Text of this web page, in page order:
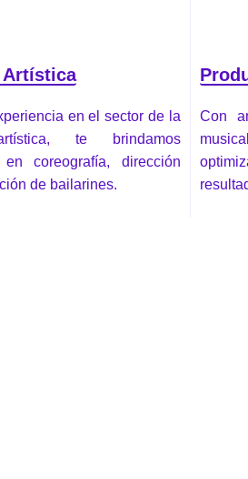
Artística
en el sector de la
te brindamos
en coreografía, dirección
de bailarines.
Con